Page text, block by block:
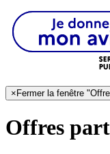
× Fermer la fenêtre
Offres